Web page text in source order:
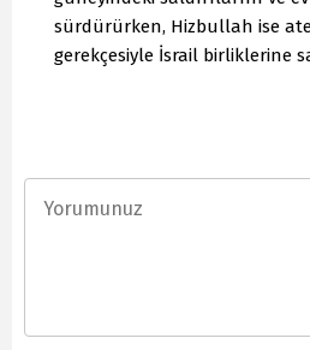
sürdürürken, Hizbullah ise
gerekçesiyle İsrail birliklerine